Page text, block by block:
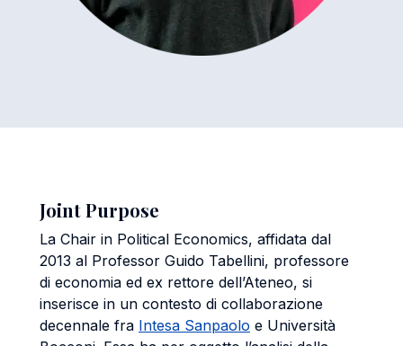
Joint Purpose
La Chair in Political Economics, affidata dal
2013 al Professor Guido Tabellini, professore
di economia ed ex rettore dell’Ateneo, si
inserisce in un contesto di collaborazione
decennale fra Intesa Sanpaolo e Università